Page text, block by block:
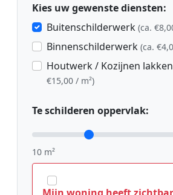
Kies uw gewenste diensten:
Buitenschilderwerk (ca.
Binnenschilderwerk (ca.
Houtwerk / Kozijnen lakken
€15,00 / m²)
Te schilderen oppervlak:
10 m²